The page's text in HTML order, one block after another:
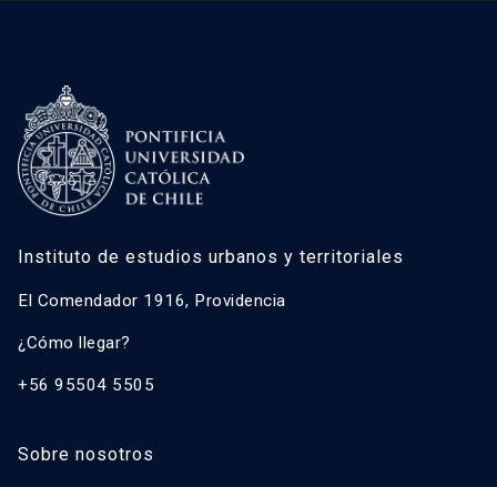
Instituto de estudios urbanos y territoriales
El Comendador 1916, Providencia
¿Cómo llegar?
+56 95504 5505
Sobre nosotros